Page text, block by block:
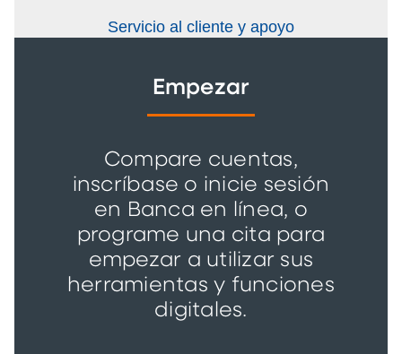
Servicio al cliente y apoyo
Empezar
Compare cuentas,
inscríbase o inicie sesión
en Banca en línea, o
programe una cita para
empezar a utilizar sus
herramientas y funciones
digitales.